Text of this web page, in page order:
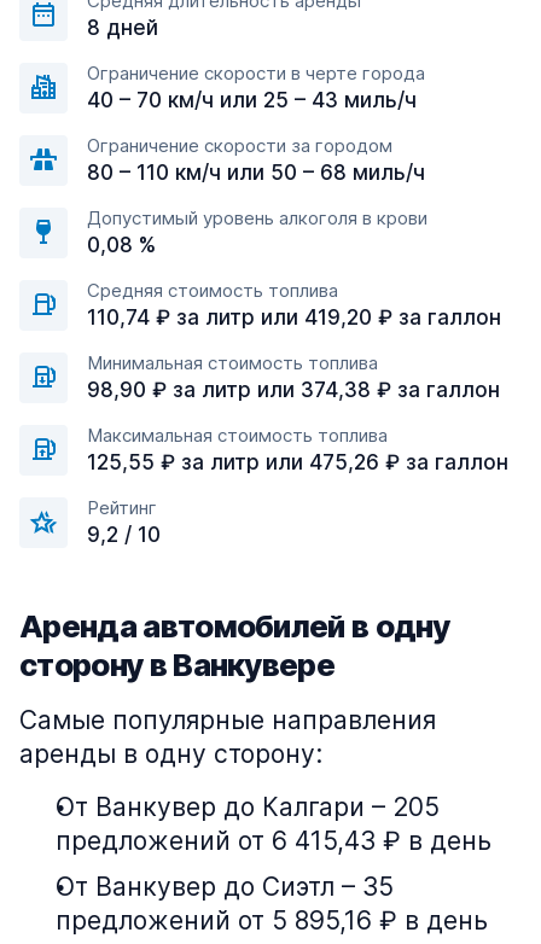
8 дней
Ограничение скорости в черте города
40 – 70 км/ч или 25 – 43 миль/ч
Ограничение скорости за городом
80 – 110 км/ч или 50 – 68 миль/ч
Допустимый уровень алкоголя в крови
0,08 %
Средняя стоимость топлива
110,74 ₽ за литр или 419,20 ₽ за галлон
Минимальная стоимость топлива
98,90 ₽ за литр или 374,38 ₽ за галлон
Максимальная стоимость топлива
125,55 ₽ за литр или 475,26 ₽ за галлон
Рейтинг
9,2 / 10
Аренда автомобилей в одну
сторону в Ванкувере
Самые популярные направления
аренды в одну сторону:
От Ванкувер до Калгари – 205
предложений от 6 415,43 ₽ в день
От Ванкувер до Сиэтл – 35
предложений от 5 895,16 ₽ в день